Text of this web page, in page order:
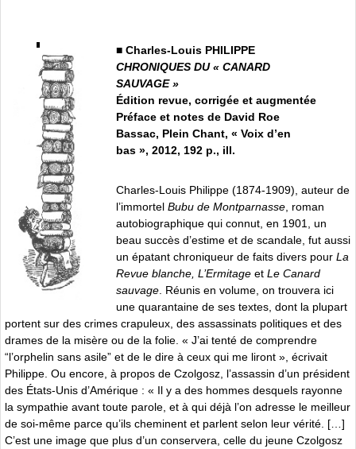
■ Charles-Louis PHILIPPE
CHRONIQUES DU « CANARD
SAUVAGE »
Édition revue, corrigée et augmentée
Préface et notes de David Roe
Bassac, Plein Chant, « Voix d’en
bas », 2012, 192 p., ill.
Charles-Louis Philippe (1874-1909), auteur de
l’immortel Bubu de Montparnasse , roman
autobiographique qui connut, en 1901, un
beau succès d’estime et de scandale, fut aussi
un épatant chroniqueur de faits divers pour La
Revue blanche, L’Ermitage et Le Canard
sauvage . Réunis en volume, on trouvera ici
une quarantaine de ses textes, dont la plupart
portent sur des crimes crapuleux, des assassinats politiques et des
drames de la misère ou de la folie. « J’ai tenté de comprendre
“l’orphelin sans asile” et de le dire à ceux qui me liront », écrivait
Philippe. Ou encore, à propos de Czolgosz, l’assassin d’un président
des États-Unis d’Amérique : « Il y a des hommes desquels rayonne
la sympathie avant toute parole, et à qui déjà l’on adresse le meilleur
de soi-même parce qu’ils cheminent et parlent selon leur vérité. […]
C’est une image que plus d’un conservera, celle du jeune Czolgosz